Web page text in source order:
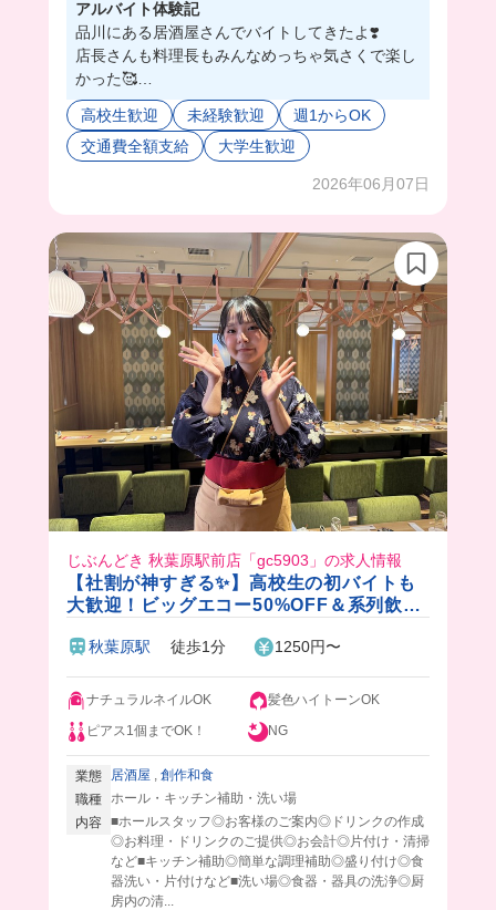
アルバイト体験記
品川にある居酒屋さんでバイトしてきたよ❣️
店長さんも料理長もみんなめっちゃ気さくで楽し
かった🥰
料理長は動画に映ってもらったんだけど、恥ずか
しがってて可愛らしい方だったよ🤭
会社が大きいから今年も新卒の方が何人か入られ
高校生歓迎 未経験歓迎
週1からOK
交通費全額支給
大学生歓迎
2026年06月07日
じぶんどき 秋葉原駅前店「gc5903」の求人情報
【社割が神すぎる✨】高校生の初バイトも
大歓迎！ビッグエコー50%OFF＆系列飲食
着いた個室居酒屋🍃
秋葉原駅 徒歩1分 1250円〜
ナチュラルネイルOK
髪色ハイトーンOK
ピアス1個までOK！
NG
業態 居酒屋
創作和食
職種
ホール・キッチン補助・洗い場
内容 ■ホールスタッフ◎お客様のご案内◎ドリンクの作成
◎お料理・ドリンクのご提供◎お会計◎片付け・清掃
など■キッチン補助◎簡単な調理補助◎盛り付け◎食
器洗い・片付けなど■洗い場◎食器・器具の洗浄◎厨
房内の清...